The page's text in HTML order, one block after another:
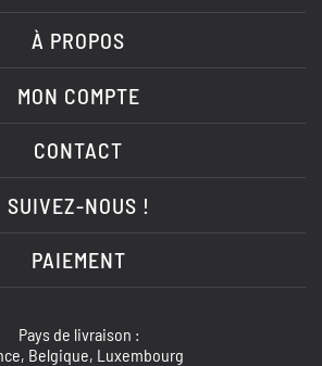
À PROPOS
MON COMPTE
CONTACT
SUIVEZ-NOUS !
PAIEMENT
Pays de livraison :
Belgique, Luxembourg